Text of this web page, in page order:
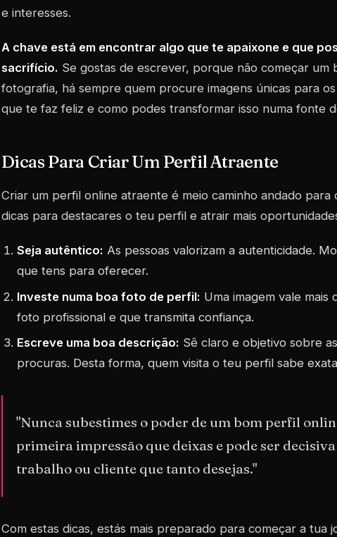
e interesses.
A chave está em encontrar algo que te apaixone e que
sacrifício. Se gostas de escrever, porque não começar um
fotografia, há sempre quem procure imagens únicas para
que te faz feliz e como podes transformar isso numa fonte
Dicas Para Criar Um Perfil Atraente
Criar um perfil online atraente é meio caminho andado para
dicas para destacares o teu perfil e atrair mais
Seja autêntico: As pessoas valorizam a autenticidade.
que tens para oferecer.
Investe numa boa foto de perfil: Uma imagem vale mais
foto profissional e que transmita confiança.
Escreve uma boa descrição: Sê claro e objetivo sobre
procuras. Desta forma, quem visita o teu perfil sabe
"Nunca subestimes o poder de um bom perfil
primeira impressão que deixas e pode ser
trabalho ou cliente que tanto desejas."
Com estas dicas, estás mais preparado para começar a tua